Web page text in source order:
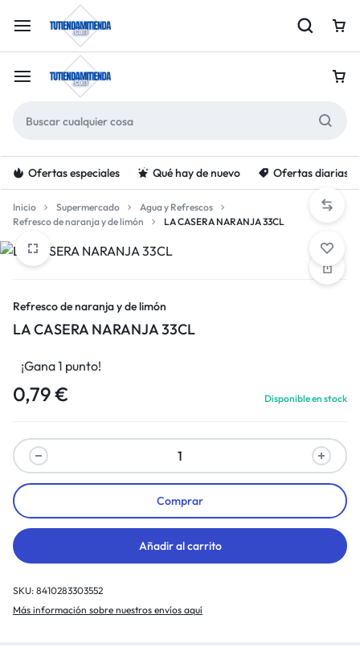
Ofertas especiales Qué hay de nuevo Ofertas diarias
Inicio Supermercado
Agua y Refrescos
Refresco de naranja y de limón
LA CASERA NARANJA 33CL
Refresco de naranja y de limón
LA CASERA NARANJA 33CL
¡Gana 1 punto!
0,79€ Disponible en stock
Añadir al carrito
Comprar
SKU: 8410283303552
Más información sobre nuestros envíos aquí